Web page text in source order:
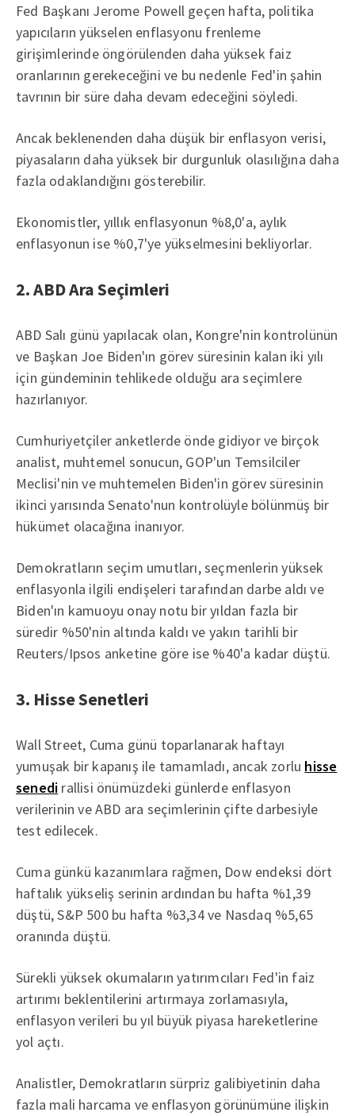
Fed Başkanı Jerome Powell geçen hafta, politika
yapıcıların yükselen enflasyonu frenleme
girişimlerinde öngörülenden daha yüksek faiz
oranlarının gerekeceğini ve bu nedenle Fed'in şahin
tavrının bir süre daha devam edeceğini söyledi.
Ancak beklenenden daha düşük bir enflasyon verisi,
piyasaların daha yüksek bir durgunluk olasılığına daha
fazla odaklandığını gösterebilir.
Ekonomistler, yıllık enflasyonun %8,0'a, aylık
enflasyonun ise %0,7'ye yükselmesini bekliyorlar.
2. ABD Ara Seçimleri
ABD Salı günü yapılacak olan, Kongre'nin kontrolünün
ve Başkan Joe Biden'ın görev süresinin kalan iki yılı
için gündeminin tehlikede olduğu ara seçimlere
hazırlanıyor.
Cumhuriyetçiler anketlerde önde gidiyor ve birçok
analist, muhtemel sonucun, GOP'un Temsilciler
Meclisi'nin ve muhtemelen Biden'in görev süresinin
ikinci yarısında Senato'nun kontrolüyle bölünmüş bir
hükümet olacağına inanıyor.
Demokratların seçim umutları, seçmenlerin yüksek
enflasyonla ilgili endişeleri tarafından darbe aldı ve
Biden'ın kamuoyu onay notu bir yıldan fazla bir
süredir %50'nin altında kaldı ve yakın tarihli bir
Reuters/Ipsos anketine göre ise %40'a kadar düştü.
3. Hisse Senetleri
Wall Street, Cuma günü toparlanarak haftayı
yumuşak bir kapanış ile tamamladı, ancak zorlu hisse
senedi rallisi önümüzdeki günlerde enflasyon
verilerinin ve ABD ara seçimlerinin çifte darbesiyle
test edilecek.
Cuma günkü kazanımlara rağmen, Dow endeksi dört
haftalık yükseliş serinin ardından bu hafta %1,39
düştü, S&P 500 bu hafta %3,34 ve Nasdaq %5,65
oranında düştü.
Sürekli yüksek okumaların yatırımcıları Fed'in faiz
artırımı beklentilerini artırmaya zorlamasıyla,
enflasyon verileri bu yıl büyük piyasa hareketlerine
yol açtı.
Analistler, Demokratların sürpriz galibiyetinin daha
fazla mali harcama ve enflasyon görünümüne ilişkin